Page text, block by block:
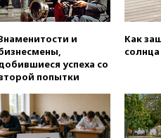
нефтяным
России
WSJ:
ума» из-за
об истощении
в 2028 году
состав
и
успеха со
попытки
Как